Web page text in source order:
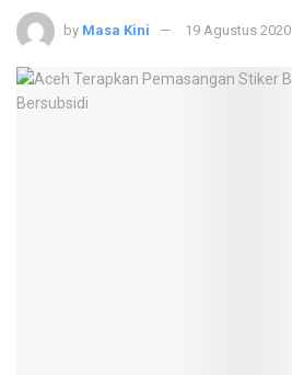
by Masa Kini 19 Agustus 2020